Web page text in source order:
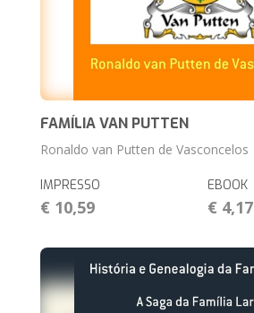
FAMÍLIA VAN PUTTEN
Ronaldo van Putten de Vasconcelos
IMPRESSO
€ 10,59
EBOOK
€ 4,17